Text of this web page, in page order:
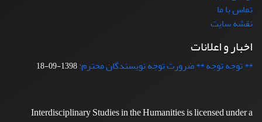
تماس با ما
نقشه سایت
اخبار و اعلانات
** توجه توجه ** ضرورت توجه نویسندگان محترم:1398-09-18
Interdisciplinary Studies in the Humanities is licensed under a